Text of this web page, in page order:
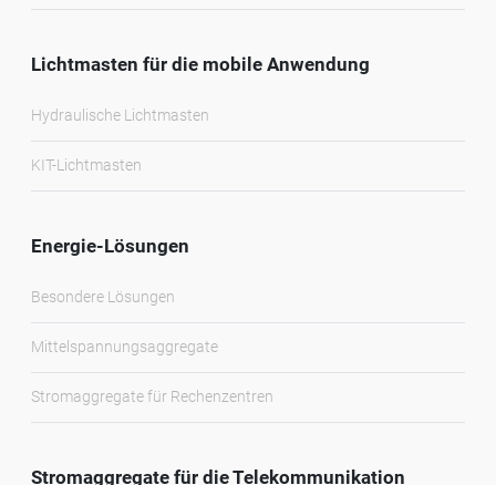
Lichtmasten für die mobile Anwendung
Hydraulische Lichtmasten
KIT-Lichtmasten
Energie-Lösungen
Besondere Lösungen
Mittelspannungsaggregate
Stromaggregate für Rechenzentren
Stromaggregate für die Telekommunikation